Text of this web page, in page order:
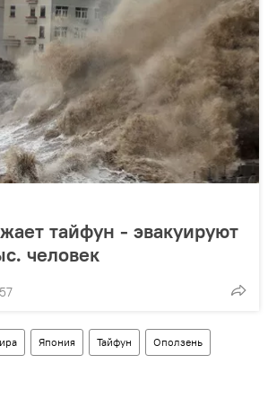
тайфун - эвакуируют
человек
Япония Тайфун Оползень